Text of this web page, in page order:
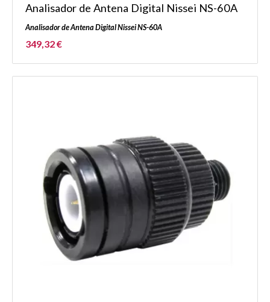
Analisador de Antena Digital Nissei NS-60A
Analisador de Antena Digital Nissei NS-60A
349,32 €